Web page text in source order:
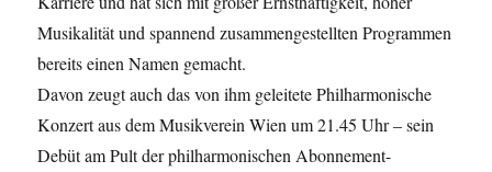
Musikalität und spannend zusammengestellten Programmen
bereits einen Namen gemacht.
Davon zeugt auch das von ihm geleitete Philharmonische
Konzert aus dem Musikverein Wien um 21.45 Uhr – sein
Debüt am Pult der philharmonischen Abonnement-